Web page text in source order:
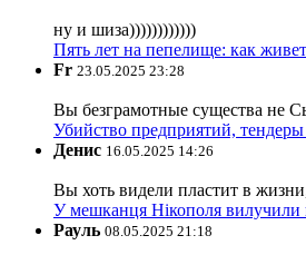
ну и шиза))))))))))))
Пять лет на пепелище: как
Fr 23.05.2025 23:28
Вы безграмотные существа не
Убийство предприятий,
Денис 16.05.2025 14:26
Вы хоть видели пластит в
У мешканця Нікополя вилучили
Рауль 08.05.2025 21:18